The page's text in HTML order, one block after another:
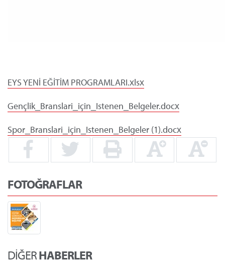
EYS YENİ EĞİTİM PROGRAMLARI.xlsx
Gençlik_Branslari_için_Istenen_Belgeler.docx
Spor_Branslari_için_Istenen_Belgeler (1).docx
FOTOĞRAFLAR
DİĞERHABERLER